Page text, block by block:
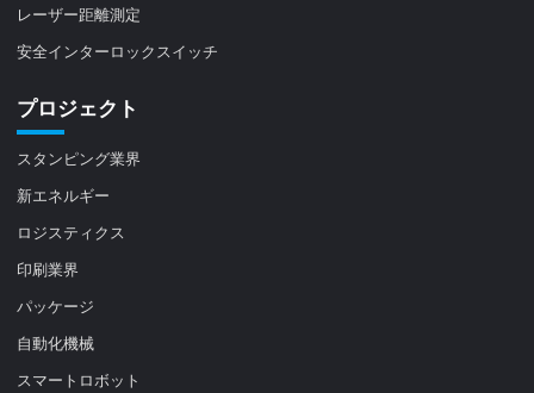
レーザー距離測定
安全インターロックスイッチ
プロジェクト
スタンピング業界
新エネルギー
ロジスティクス
印刷業界
パッケージ
自動化機械
スマートロボット